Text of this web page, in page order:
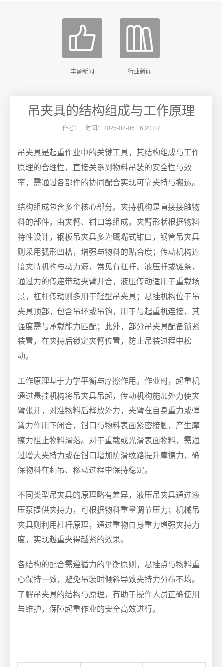
丰盈新闻 行业新闻
吊夹具的结构组成与工作原理
作者： 时间：2025-08-06 16:20:07
吊夹具是起重作业中的关键工具，其结构组成与工作
原理的合理性，直接关系到物料吊装的安全性与效
率，需通过各部件的协同配合实现可靠夹持与搬运。
结构组成包含多个核心部分。夹持机构是直接接触物
料的部件，由夹臂、钳口等组成，夹臂形状根据物料
特性设计，钢板吊夹具多为鹰嘴式钳口，钢管吊夹具
则采用弧形凹槽，增强与物料的贴合度；传动机构连
接夹持机构与动力源，常见有杠杆、液压杆或链条，
通过力的传递带动夹臂开合，液压传动适用于重载场
景，杠杆传动则多用于轻型吊夹具；悬挂机构位于吊
夹具顶部，包含吊环或吊钩，用于与起重机连接，其
强度需与承载能力匹配；此外，部分吊夹具配备锁紧
装置，在夹持后锁定夹臂位置，防止吊装过程中松
动。
工作原理基于力学平衡与摩擦作用。作业时，起重机
通过悬挂机构将吊夹具吊起，传动机构施加外力使夹
臂张开，对准物料后释放外力，夹臂在自身重力或弹
簧力作用下闭合，钳口与物料表面紧密接触，产生摩
擦力阻止物料滑落。对于重载或光滑表面物料，需通
过增大夹持力或在钳口增加防滑纹路提升摩擦力，确
保物料在起吊、移动过程中保持稳定。
不同类型吊夹具的原理略有差异，液压吊夹具通过液
压泵提供夹持力，可根据物料重量调节压力；机械吊
夹具则利用杠杆原理，通过重物自身重力增强夹持力
度，实现越重夹得越紧的效果。
各结构的配合需遵循力的平衡原则，悬挂点与物料重
心保持一致，避免吊装时倾斜导致夹持力分布不均。
了解吊夹具的结构与原理，有助于操作人员正确使用
与维护，保障起重作业的安全高效进行。